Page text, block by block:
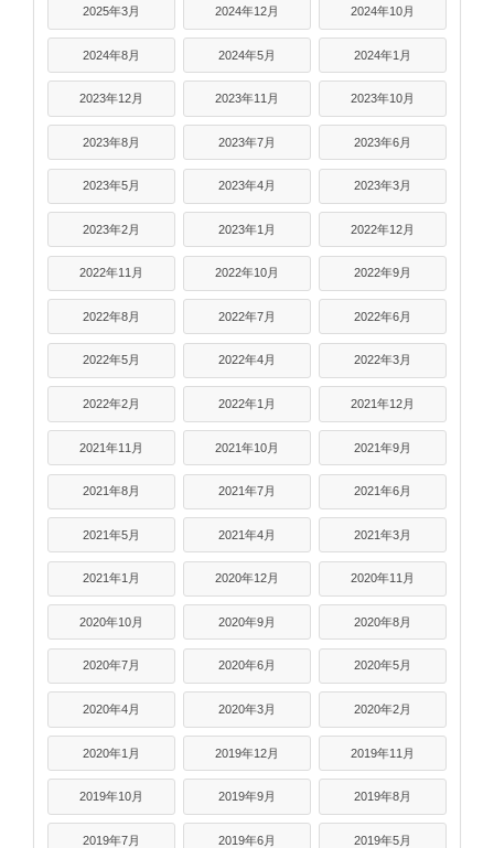
2025年3月 2024年12月 2024年10月
2024年8月 2024年5月 2024年1月
2023年12月 2023年11月 2023年10月
2023年8月 2023年7月 2023年6月
2023年5月 2023年4月 2023年3月
2023年2月 2023年1月 2022年12月
2022年11月 2022年10月 2022年9月
2022年8月 2022年7月 2022年6月
2022年5月 2022年4月 2022年3月
2022年2月 2022年1月 2021年12月
2021年11月 2021年10月 2021年9月
2021年8月 2021年7月 2021年6月
2021年5月 2021年4月 2021年3月
2021年1月 2020年12月 2020年11月
2020年10月 2020年9月 2020年8月
2020年7月 2020年6月 2020年5月
2020年4月 2020年3月 2020年2月
2020年1月 2019年12月 2019年11月
2019年10月 2019年9月 2019年8月
2019年7月 2019年6月 2019年5月